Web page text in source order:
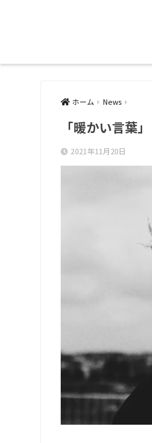
ホーム News
「暖かい言葉」
2021年11月20日